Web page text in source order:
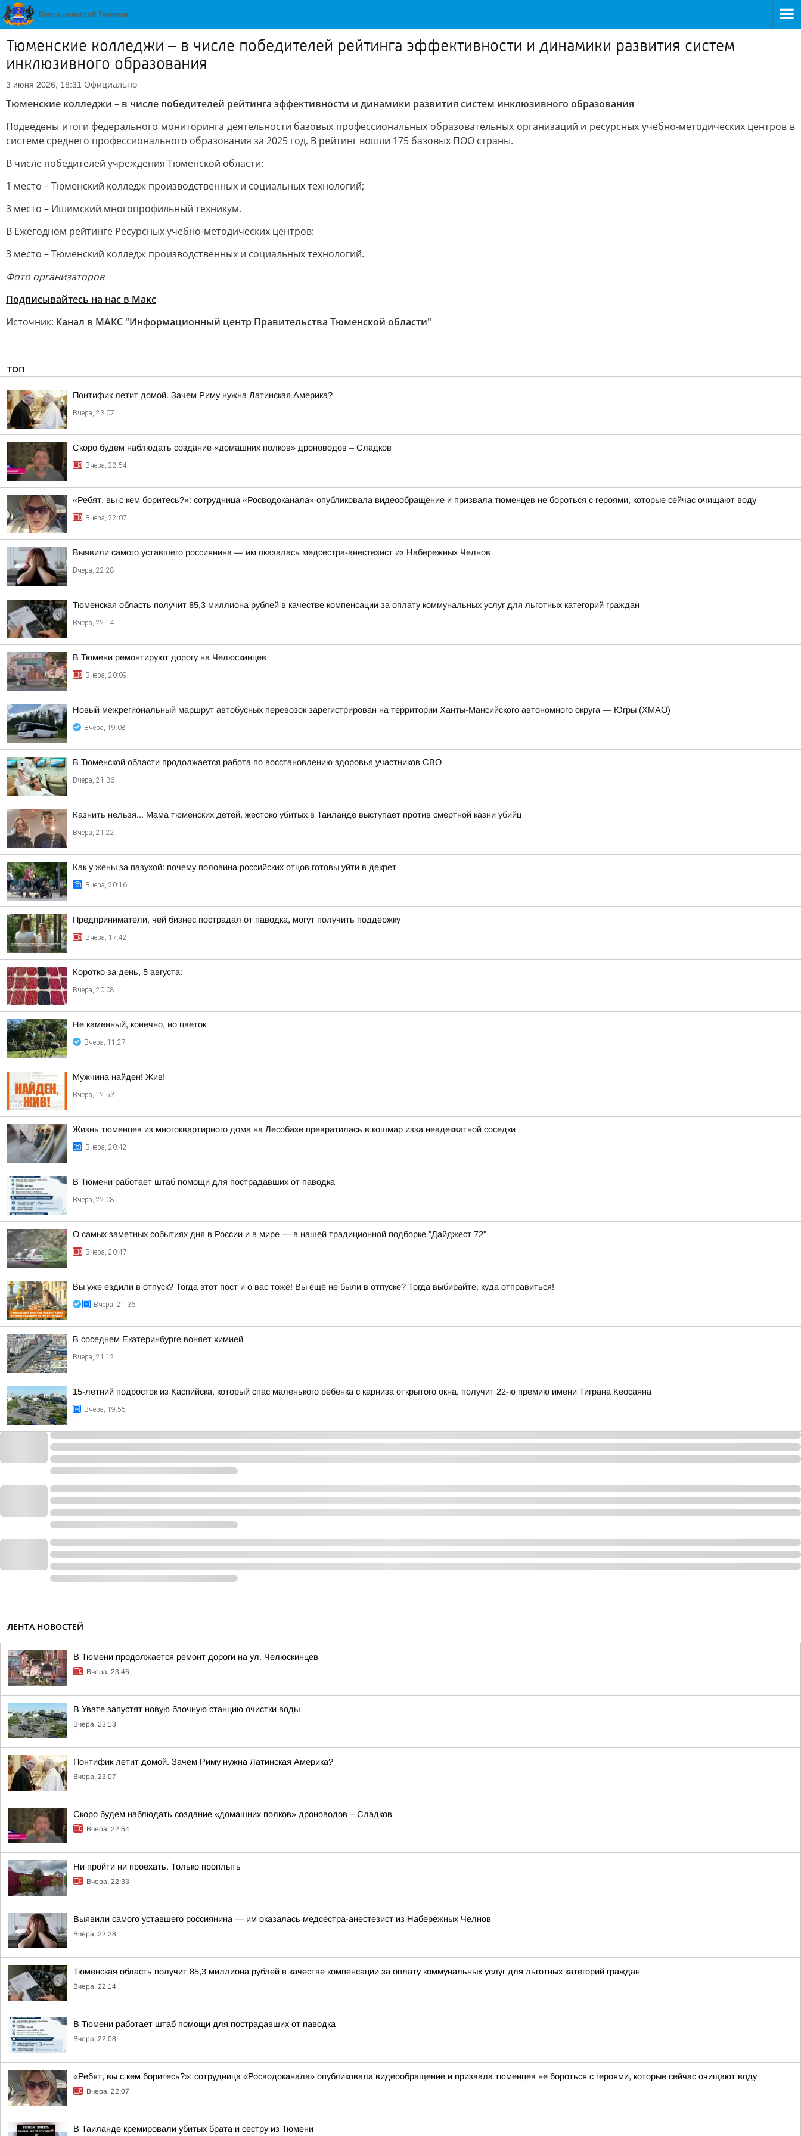
Тюменские колледжи – в числе победителей рейтинга эффективности и динамики развития систем
инклюзивного образования
3 июня 2026, 18:31 Официально
Тюменские колледжи – в числе победителей рейтинга эффективности и динамики развития систем инклюзивного образования
Подведены итоги федерального мониторинга деятельности базовых профессиональных образовательных организаций и ресурсных учебно-методических центров в
системе среднего профессионального образования за 2025 год. В рейтинг вошли 175 базовых ПОО страны.
В числе победителей учреждения Тюменской области:
1 место – Тюменский колледж производственных и социальных технологий;
3 место – Ишимский многопрофильный техникум.
В Ежегодном рейтинге Ресурсных учебно-методических центров:
3 место – Тюменский колледж производственных и социальных технологий.
Фото организаторов
Подписывайтесь на нас в Макс
Источник: Канал в МАКС "Информационный центр Правительства Тюменской области"
ТОП
Понтифик летит домой. Зачем Риму нужна Латинская Америка?
Вчера, 23:07
Скоро будем наблюдать создание «домашних полков» дроноводов – Сладков
Вчера, 22:54
«Ребят, вы с кем боритесь?»: сотрудница «Росводоканала» опубликовала видеообращение и призвала тюменцев не бороться с героями, которые сейчас очищают воду
Вчера, 22:07
Выявили самого уставшего россиянина — им оказалась медсестра-анестезист из Набережных Челнов
Вчера, 22:28
Тюменская область получит 85,3 миллиона рублей в качестве компенсации за оплату коммунальных услуг для льготных категорий граждан
Вчера, 22:14
В Тюмени ремонтируют дорогу на Челюскинцев
Вчера, 20:09
Новый межрегиональный маршрут автобусных перевозок зарегистрирован на территории Ханты-Мансийского автономного округа — Югры (ХМАО)
Вчера, 19:08
В Тюменской области продолжается работа по восстановлению здоровья участников СВО
Вчера, 21:36
Казнить нельзя... Мама тюменских детей, жестоко убитых в Таиланде выступает против смертной казни убийц
Вчера, 21:22
Как у жены за пазухой: почему половина российских отцов готовы уйти в декрет
Вчера, 20:16
Предприниматели, чей бизнес пострадал от паводка, могут получить поддержку
Вчера, 17:42
Коротко за день, 5 августа:
Вчера, 20:08
Не каменный, конечно, но цветок
Вчера, 11:27
Мужчина найден! Жив!
Вчера, 12:53
Жизнь тюменцев из многоквартирного дома на Лесобазе превратилась в кошмар изза неадекватной соседки
Вчера, 20:42
В Тюмени работает штаб помощи для пострадавших от паводка
Вчера, 22:08
О самых заметных событиях дня в России и в мире — в нашей традиционной подборке "Дайджест 72"
Вчера, 20:47
Вы уже ездили в отпуск? Тогда этот пост и о вас тоже! Вы ещё не были в отпуске? Тогда выбирайте, куда отправиться!
Вчера, 21:36
В соседнем Екатеринбурге воняет химией
Вчера, 21:12
15-летний подросток из Каспийска, который спас маленького ребёнка с карниза открытого окна, получит 22-ю премию имени Тиграна Кеосаяна
Вчера, 19:55
ЛЕНТА НОВОСТЕЙ
В Тюмени продолжается ремонт дороги на ул. Челюскинцев
Вчера, 23:46
В Увате запустят новую блочную станцию очистки воды
Вчера, 23:13
Понтифик летит домой. Зачем Риму нужна Латинская Америка?
Вчера, 23:07
Скоро будем наблюдать создание «домашних полков» дроноводов – Сладков
Вчера, 22:54
Ни пройти ни проехать. Только проплыть
Вчера, 22:33
Выявили самого уставшего россиянина — им оказалась медсестра-анестезист из Набережных Челнов
Вчера, 22:28
Тюменская область получит 85,3 миллиона рублей в качестве компенсации за оплату коммунальных услуг для льготных категорий граждан
Вчера, 22:14
В Тюмени работает штаб помощи для пострадавших от паводка
Вчера, 22:08
«Ребят, вы с кем боритесь?»: сотрудница «Росводоканала» опубликовала видеообращение и призвала тюменцев не бороться с героями, которые сейчас очищают воду
Вчера, 22:07
В Таиланде кремировали убитых брата и сестру из Тюмени